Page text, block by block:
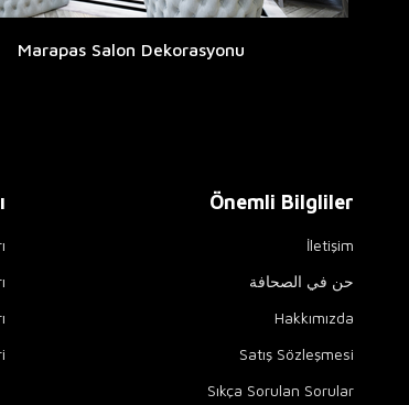
Marapas Salon Dekorasyonu
Önemli Bilgliler
İletişim
حن في الصحافة
Hakkımızda
Satış Sözleşmesi
Sıkça Sorulan Sorular